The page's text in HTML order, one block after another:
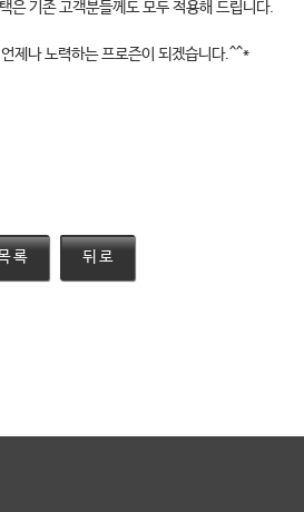
은 기존 고객분들께도 모두 적용해 드립니다.
제나 노력하는 프로즌이 되겠습니다.^^*